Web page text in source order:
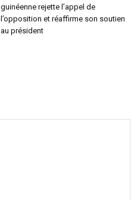
guinéenne rejette l’appel de
l’opposition et réaffirme son soutien
au président